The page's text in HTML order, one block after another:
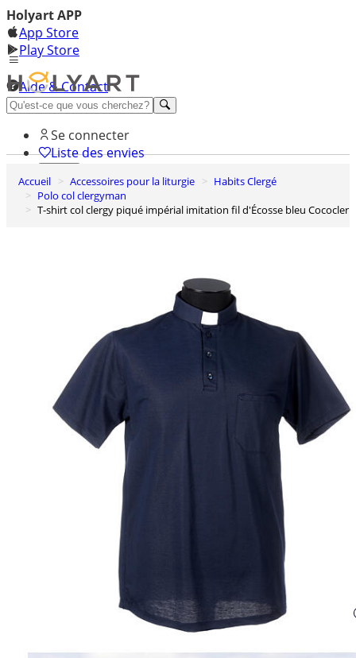
Holyart APP
App Store
Play Store
Aide & Contact
Découvrez Premium
Se connecter
Liste des envies
0
Panier
Accueil Accessoires pour la liturgie
Habits Clergé
Polo col clergyman
T-shirt col clergy piqué impérial imitation fil d'Écosse bleu Cococler